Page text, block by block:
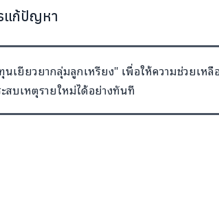
แก้ปัญหา
เยียวยากลุ่มลูกเหรียง" เพื่อให้ความช่วยเหลื
สบเหตุรายใหม่ได้อย่างทันที